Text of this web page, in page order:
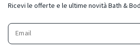
Ricevi le offerte e le ultime novità Bath &